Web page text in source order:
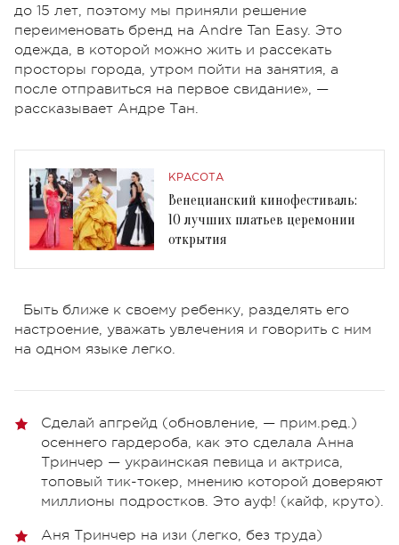
до 15 лет, поэтому мы приняли решение
переименовать бренд на Andre Tan Easy. Это
одежда, в которой можно жить и рассекать
просторы города, утром пойти на занятия, а
после отправиться на первое свидание», —
рассказывает Андре Тан.
КРАСОТА
Венецианский кинофестиваль:
10 лучших платьев церемонии
открытия
Быть ближе к своему ребенку, разделять его
настроение, уважать увлечения и говорить с ним
на одном языке легко.
Сделай апгрейд (обновление, — прим.ред.)
осеннего гардероба, как это сделала Анна
Тринчер — украинская певица и актриса,
топовый тик-токер, мнению которой доверяют
миллионы подростков. Это ауф! (кайф, круто).
Аня Тринчер на изи (легко, без труда)